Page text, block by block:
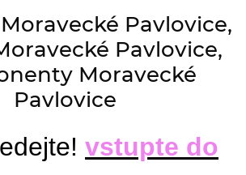
Pavlovice,
Pavlovice,
Moravecké
Pavlovice
vstupte do